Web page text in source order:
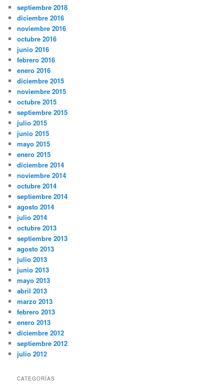
septiembre 2018
diciembre 2016
noviembre 2016
octubre 2016
junio 2016
febrero 2016
enero 2016
diciembre 2015
noviembre 2015
octubre 2015
septiembre 2015
julio 2015
junio 2015
mayo 2015
enero 2015
diciembre 2014
noviembre 2014
octubre 2014
septiembre 2014
agosto 2014
julio 2014
octubre 2013
septiembre 2013
agosto 2013
julio 2013
junio 2013
mayo 2013
abril 2013
marzo 2013
febrero 2013
enero 2013
diciembre 2012
septiembre 2012
julio 2012
CATEGORÍAS